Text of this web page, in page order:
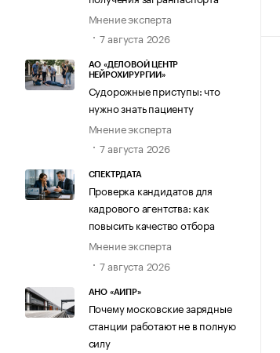
Мнение эксперта
7 августа 2026
АО «ДЕЛОВОЙ ЦЕНТР
НЕЙРОХИРУРГИИ»
Судорожные приступы: что
нужно знать пациенту
Мнение эксперта
7 августа 2026
СПЕКТРДАТА
Проверка кандидатов для
кадрового агентства: как
повысить качество отбора
Мнение эксперта
7 августа 2026
АНО «АИПР»
Почему московские зарядные
станции работают не в полную
силу